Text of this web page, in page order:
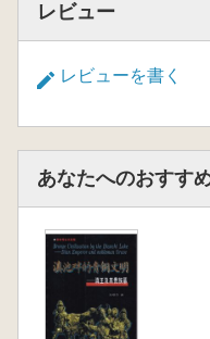
レビュー
レビューを書く
あなたへのおすす